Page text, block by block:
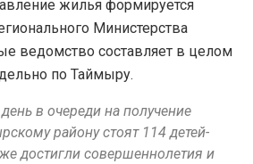
жилья формируется
Министерства
ведомство составляет в целом
по Таймыру.
в очереди на получение
району стоят 114 детей-
достигли совершеннолетия и